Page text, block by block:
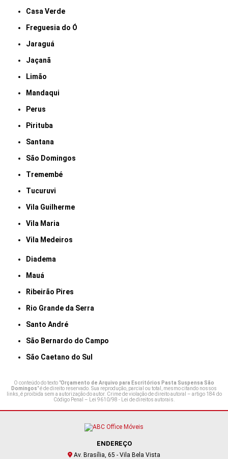
Casa Verde
Freguesia do Ó
Jaraguá
Jaçanã
Limão
Mandaqui
Perus
Pirituba
Santana
São Domingos
Tremembé
Tucuruvi
Vila Guilherme
Vila Maria
Vila Medeiros
Diadema
Mauá
Ribeirão Pires
Rio Grande da Serra
Santo André
São Bernardo do Campo
São Caetano do Sul
O conteúdo do texto "Orçamento de Arquivo para Escritórios Pasta Suspensa São
Domingos" é de direito reservado. Sua reprodução, parcial ou total, mesmo citando nossos
links, é proibida sem a autorização do autor. Crime de violação de direito autoral – artigo 184 do
Código Penal – Lei 9610/98 - Lei de direitos autorais.
ENDEREÇO
Av. Brasília, 65 - Vila Bela Vista